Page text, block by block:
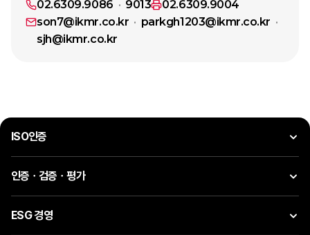
02.6309.9086 9013
02.6309.9004
son7@ikmr.co.kr
parkgh1203@ikmr.co.kr
sjh@ikmr.co.kr
ISO인증
인증ㆍ검증ㆍ평가
ESG 경영